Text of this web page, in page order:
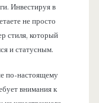
Инвестируя в
не просто
стиля, который
и статусным.
по-настоящему
внимания к